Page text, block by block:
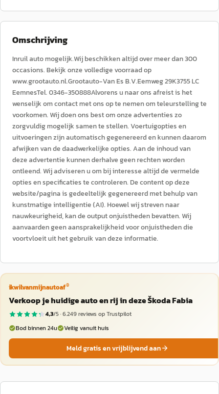
Omschrijving
Inruil auto mogelijk.Wij beschikken altijd over meer dan 300
occasions. Bekijk onze volledige voorraad op
www.grootauto.nl.Grootauto-Van Es B.V.Eemweg 29K3755 LC
EemnesTel. 0346-350888Alvorens u naar ons afreist is het
wenselijk om contact met ons op te nemen om teleurstelling te
voorkomen. Wij doen ons best om onze advertenties zo
zorgvuldig mogelijk samen te stellen. Voertuigopties en
uitvoeringen zijn automatisch gegenereerd en kunnen daarom
afwijken van de daadwerkelijke opties. Aan de inhoud van
deze advertentie kunnen derhalve geen rechten worden
ontleend. Wij adviseren u om bij interesse altijd de vermelde
opties en specificaties te controleren. De content op deze
website/pagina is gedeeltelijk gegenereerd met behulp van
kunstmatige intelligentie (AI). Hoewel wij streven naar
nauwkeurigheid, kan de output onjuistheden bevatten. Wij
aanvaarden geen aansprakelijkheid voor onjuistheden die
voortvloeit uit het gebruik van deze informatie.
ikwilvanmijnautoaf®
Verkoop je huidige auto en rij in deze Škoda Fabia
4,3/5 ·6.249reviews op Trustpilot
Bod binnen 24u
Veilig vanuit huis
Meld gratis en vrijblijvend aan